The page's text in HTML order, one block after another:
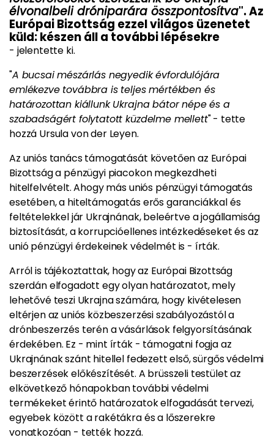
élvonalbeli dróniparára összpontosítva". Az
Európai Bizottság ezzel világos üzenetet
küld: készen áll a további lépésekre
- jelentette ki.
"A bucsai mészárlás negyedik évfordulójára
emlékezve továbbra is teljes mértékben és
határozottan kiállunk Ukrajna bátor népe és a
szabadságért folytatott küzdelme mellett" - tette
hozzá Ursula von der Leyen.
Az uniós tanács támogatását követően az Európai
Bizottság a pénzügyi piacokon megkezdheti
hitelfelvételt. Ahogy más uniós pénzügyi támogatás
esetében, a hiteltámogatás erős garanciákkal és
feltételekkel jár Ukrajnának, beleértve a jogállamiság
biztosítását, a korrupcióellenes intézkedéseket és az
unió pénzügyi érdekeinek védelmét is - írták.
Arról is tájékoztattak, hogy az Európai Bizottság
szerdán elfogadott egy olyan határozatot, mely
lehetővé teszi Ukrajna számára, hogy kivételesen
eltérjen az uniós közbeszerzési szabályozástól a
drónbeszerzés terén a vásárlások felgyorsításának
érdekében. Ez - mint írták - támogatni fogja az
Ukrajnának szánt hitellel fedezett első, sürgős védelmi
beszerzések előkészítését. A brüsszeli testület az
elkövetkező hónapokban további védelmi
termékeket érintő határozatok elfogadását tervezi,
egyebek között a rakétákra és a lőszerekre
vonatkozóan - tették hozzá.